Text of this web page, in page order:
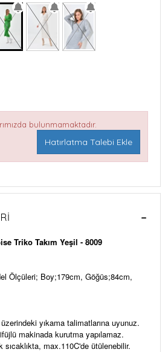
bulunmamaktadır.
Hatırlatma Talebi Ekle
Triko Takım Yeşil - 8009
Ölçüleri; Boy;179cm, Göğüs;84cm,
yıkama talimatlarına uyunuz.
makinada kurutma yapılamaz.
sıcaklıkta, max.110C'de ütülenebilir.